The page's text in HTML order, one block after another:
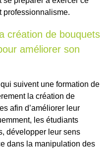
professionnalisme.
création de bouquets
améliorer son
suivent une formation de
la création de
afin d’améliorer leur
les étudiants
développer leur sens
dans la manipulation des